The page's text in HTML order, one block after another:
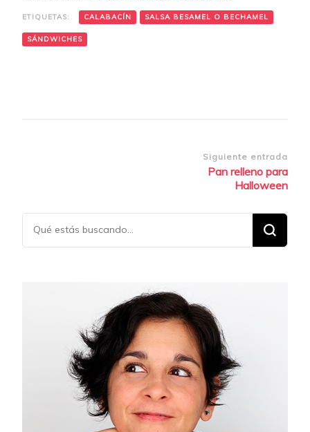
ETIQUETAS: CALABACÍN SALSA BESAMEL O BECHAMEL
SÁNDWICHES
Siguiente entrada
Pan relleno para
Halloween
¿Buscas
algo?